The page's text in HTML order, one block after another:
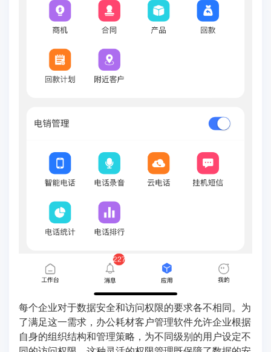
每个企业对于数据安全和访问权限的要求各不相同。为
了满足这一需求，办公耗材客户管理软件允许企业根据
自身的组织结构和管理策略，为不同级别的用户设定不